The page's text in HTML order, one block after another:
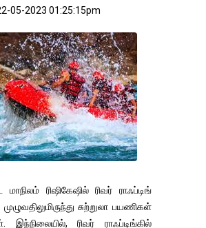
05-2023 01:25:15pm
ரிஷிகேஷில் ரிவர் ராஃப்டிங்
சுற்றுலா பயணிகள்
இந்நிலையில், ரிவர் ராஃப்டிங்கில்